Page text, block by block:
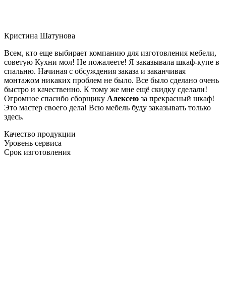
Кристина Шатунова
Всем, кто еще выбирает компанию для изготовления мебели,
советую Кухни мол! Не пожалеете! Я заказывала шкаф-купе в
спальню. Начиная с обсуждения заказа и заканчивая
монтажом никаких проблем не было. Все было сделано очень
быстро и качественно. К тому же мне ещё скидку сделали!
Огромное спасибо сборщику Алексею за прекрасный шкаф!
Это мастер своего дела! Всю мебель буду заказывать только
здесь.
Качество продукции
Уровень сервиса
Срок изготовления